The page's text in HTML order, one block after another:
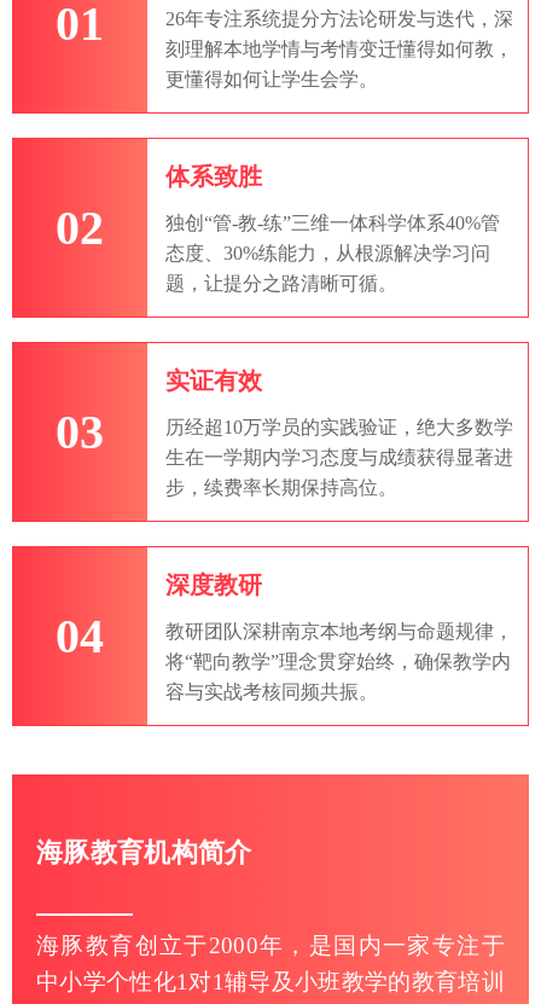
01
26年专注系统提分方法论研发与迭代，深
刻理解本地学情与考情变迁懂得如何教，
更懂得如何让学生会学。
02
体系致胜
独创“管-教-练”三维一体科学体系40%管
态度、30%练能力，从根源解决学习问
题，让提分之路清晰可循。
03
实证有效
历经超10万学员的实践验证，绝大多数学
生在一学期内学习态度与成绩获得显著进
步，续费率长期保持高位。
04
深度教研
教研团队深耕南京本地考纲与命题规律，
将“靶向教学”理念贯穿始终，确保教学内
容与实战考核同频共振。
海豚教育机构简介
海豚教育创立于2000年，是国内一家专注于
中小学个性化1对1辅导及小班教学的教育培训